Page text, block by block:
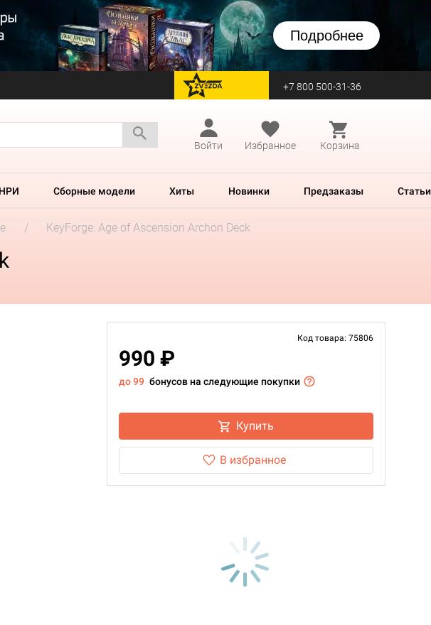
Подробнее
перейти на Zvezda +7 800 500-31-36
Войти
Избранное Корзина
НРИ Сборные модели Хиты Новинки Предзаказы Статьи
KeyForge: Age of Ascension Archon Deck
Код товара: 75806
990 ₽
до 99 бонусов на следующие покупки
Купить
В избранное